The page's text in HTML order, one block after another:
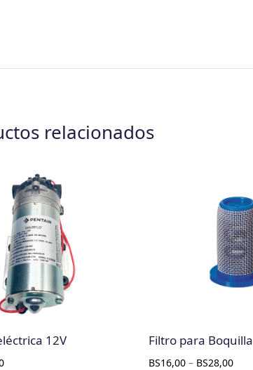
relacionados
12V Filtro para Boquilla
BS16,00 – BS28,00